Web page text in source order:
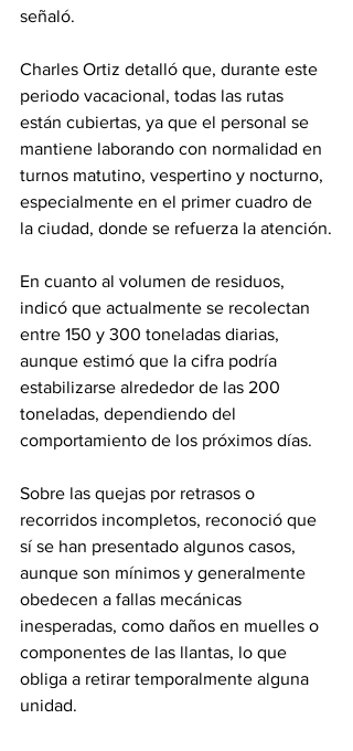
señaló.
Charles Ortiz detalló que, durante este
periodo vacacional, todas las rutas
están cubiertas, ya que el personal se
mantiene laborando con normalidad en
turnos matutino, vespertino y nocturno,
especialmente en el primer cuadro de
la ciudad, donde se refuerza la atención.
En cuanto al volumen de residuos,
indicó que actualmente se recolectan
entre 150 y 300 toneladas diarias,
aunque estimó que la cifra podría
estabilizarse alrededor de las 200
toneladas, dependiendo del
comportamiento de los próximos días.
Sobre las quejas por retrasos o
recorridos incompletos, reconoció que
sí se han presentado algunos casos,
aunque son mínimos y generalmente
obedecen a fallas mecánicas
inesperadas, como daños en muelles o
componentes de las llantas, lo que
obliga a retirar temporalmente alguna
unidad.